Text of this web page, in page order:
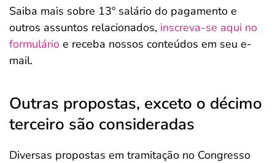
Saiba mais sobre 13º salário do pagamento e
outros assuntos relacionados, inscreva-se aqui no
formulário e receba nossos conteúdos em seu e-
mail.
Outras propostas, exceto o décimo
terceiro são consideradas
Diversas propostas em tramitação no Congresso